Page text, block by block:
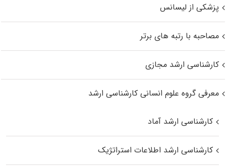
پزشکی از لیسانس
مصاحبه با رتبه های برتر
کارشناسی ارشد مجازی
معرفی گروه علوم انسانی کارشناسی ارشد
کارشناسی ارشد آماد
کارشناسی ارشد اطلاعات استراتژیک